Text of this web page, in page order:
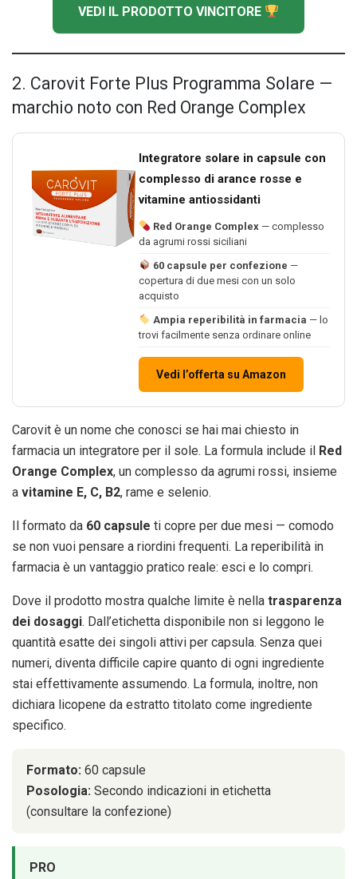
VEDI IL PRODOTTO VINCITORE
2. Carovit Forte Plus Programma Solare —
marchio noto con Red Orange Complex
Integratore solare in capsule con
complesso di arance rosse e
vitamine antiossidanti
Red Orange Complex— complesso
da agrumi rossi siciliani
60 capsule per confezione —
copertura di due mesi con un solo
acquisto
Ampia reperibilità in farmacia — lo
trovi facilmente senza ordinare online
Vedi l’offerta su Amazon
Carovit è un nome che conosci se hai mai chiesto in
farmacia un integratore per il sole. La formula include il Red
Orange Complex, un complesso da agrumi rossi, insieme
a vitamine E, C, B2, rame e selenio.
Il formato da 60 capsule ti copre per due mesi — comodo
se non vuoi pensare a riordini frequenti. La reperibilità in
farmacia è un vantaggio pratico reale: esci e lo compri.
Dove il prodotto mostra qualche limite è nella trasparenza
dei dosaggi. Dall’etichetta disponibile non si leggono le
quantità esatte dei singoli attivi per capsula. Senza quei
numeri, diventa difficile capire quanto di ogni ingrediente
stai effettivamente assumendo. La formula, inoltre, non
dichiara licopene da estratto titolato come ingrediente
specifico.
Formato: 60 capsule
Posologia: Secondo indicazioni in etichetta
(consultare la confezione)
PRO